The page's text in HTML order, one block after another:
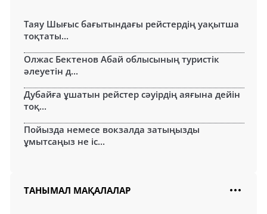
Таяу Шығыс бағытындағы рейстердің уақытша
тоқтаты...
Олжас Бектенов Абай облысының туристік
әлеуетін д...
Дубайға ұшатын рейстер сәуірдің аяғына дейін
тоқ...
Пойызда немесе вокзалда затыңызды
ұмытсаңыз не іс...
ТАНЫМАЛ МАҚАЛАЛАР